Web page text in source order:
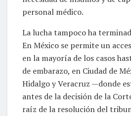
personal médico.
La lucha tampoco ha
En México se permite un
en la mayoría de los casos
de embarazo, en Ciudad de
Hidalgo y Veracruz —donde
antes de la decisión de la
raíz de la resolución del